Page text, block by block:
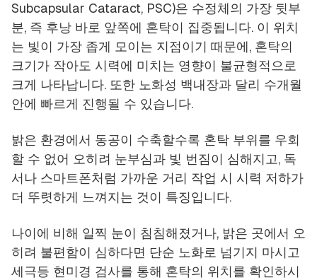
Subcapsular Cataract, PSC)은 수정체의 가장 뒷부
분, 즉 후낭 바로 앞쪽에 혼탁이 집중됩니다. 이 위치
는 빛이 가장 좁게 모이는 지점이기 때문에, 혼탁의
크기가 작아도 시력에 미치는 영향이 불균형적으로
크게 나타납니다. 또한 노화성 백내장과 달리 수개월
안에 빠르게 진행될 수 있습니다.
밝은 환경에서 동공이 수축할수록 혼탁 부위를 우회
할 수 없어 오히려 눈부심과 빛 번짐이 심해지고, 독
서나 스마트폰처럼 가까운 거리 작업 시 시력 저하가
더 뚜렷하게 느껴지는 것이 특징입니다.
나이에 비해 일찍 눈이 침침해졌거나, 밝은 곳에서 오
히려 불편함이 심하다면 단순 노화로 넘기지 마시고
세극등 현미경 검사를 통해 혼탁의 위치를 확인하시